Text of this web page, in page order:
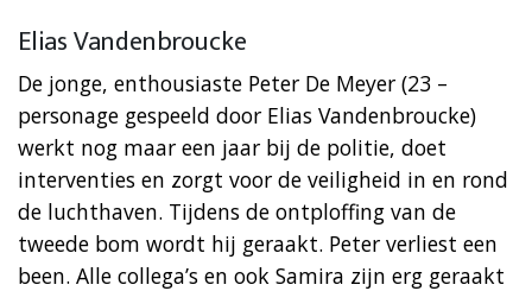
Elias Vandenbroucke
De jonge, enthousiaste Peter De Meyer (23 –
personage gespeeld door Elias Vandenbroucke)
werkt nog maar een jaar bij de politie, doet
interventies en zorgt voor de veiligheid in en rond
de luchthaven. Tijdens de ontploffing van de
tweede bom wordt hij geraakt. Peter verliest een
been. Alle collega’s en ook Samira zijn erg geraakt